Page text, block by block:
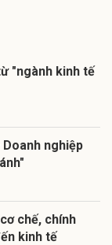
"ngành kinh tế
nghiệp
chế, chính
kinh tế